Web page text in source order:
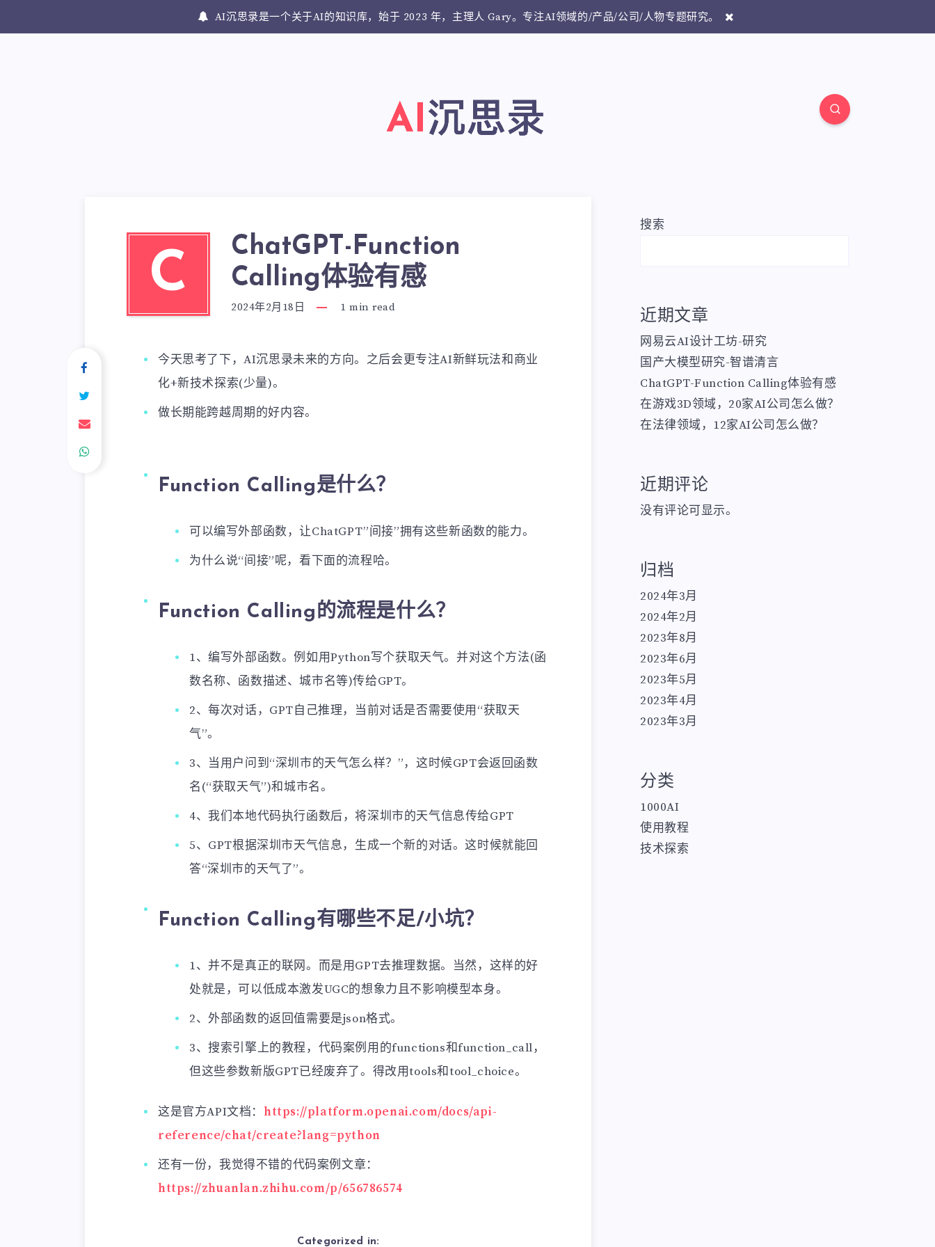
AI沉思录是一个关于AI的知识库，始于 2023 年，主理人 Gary。专注AI领域的/产品/公司/人物专题研究。
C
ChatGPT-Function
Calling体验有感
2024年2月18日 1 min read
今天思考了下，AI沉思录未来的方向。之后会更专注AI新鲜玩法和商业
化+新技术探索(少量)。
做长期能跨越周期的好内容。
Function Calling是什么？
可以编写外部函数，让ChatGPT”间接”拥有这些新函数的能力。
为什么说“间接”呢，看下面的流程哈。
Function Calling的流程是什么？
1、编写外部函数。例如用Python写个获取天气。并对这个方法(函
数名称、函数描述、城市名等)传给GPT。
2、每次对话，GPT自己推理，当前对话是否需要使用“获取天
气”。
3、当用户问到“深圳市的天气怎么样？”，这时候GPT会返回函数
名(“获取天气”)和城市名。
4、我们本地代码执行函数后，将深圳市的天气信息传给GPT
5、GPT根据深圳市天气信息，生成一个新的对话。这时候就能回
答“深圳市的天气了”。
Function Calling有哪些不足/小坑？
1、并不是真正的联网。而是用GPT去推理数据。当然，这样的好
处就是，可以低成本激发UGC的想象力且不影响模型本身。
2、外部函数的返回值需要是json格式。
3、搜索引擎上的教程，代码案例用的functions和function_call，
但这些参数新版GPT已经废弃了。得改用tools和tool_choice。
这是官方API文档： https://platform.openai.com/docs/api-
reference/chat/create?lang=python
还有一份，我觉得不错的代码案例文章：
https://zhuanlan.zhihu.com/p/656786574
Categorized in:
搜索
近期文章
网易云AI设计工坊-研究
国产大模型研究-智谱清言
ChatGPT-Function Calling体验有感
在游戏3D领域，20家AI公司怎么做？
在法律领域，12家AI公司怎么做？
近期评论
没有评论可显示。
归档
2024年3月
2024年2月
2023年8月
2023年6月
2023年5月
2023年4月
2023年3月
分类
1000AI
使用教程
技术探索